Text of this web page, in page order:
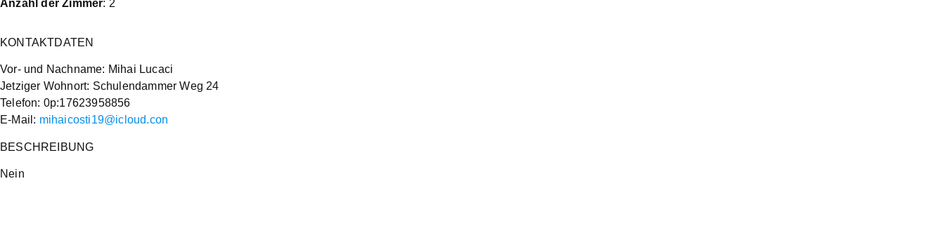
Anzahl der Zimmer: 2
KONTAKTDATEN
Vor- und Nachname: Mihai Lucaci
Jetziger Wohnort: Schulendammer Weg 24
Telefon: 0p:17623958856
E-Mail: mihaicosti19@icloud.con
BESCHREIBUNG
Nein